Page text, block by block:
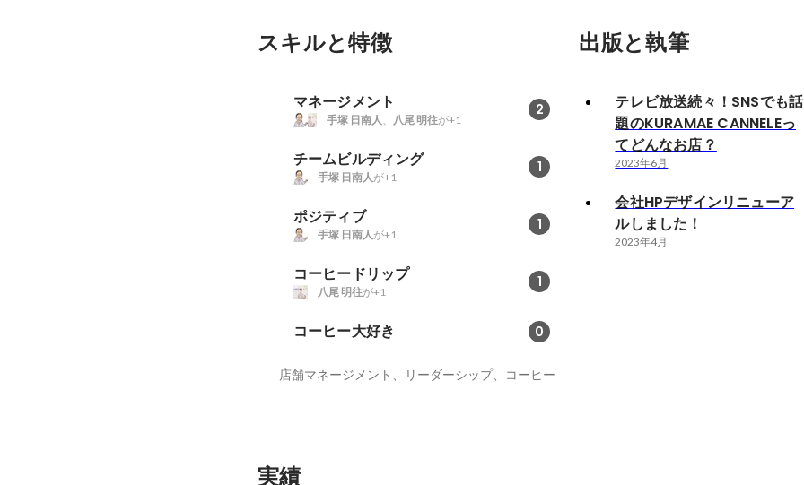
スキルと特徴
マネージメント 2
手塚 日南人 八尾 明往が+1
チームビルディング 1
手塚 日南人 が+1
ポジティブ 1
手塚 日南人 が+1
コーヒードリップ 1
八尾 明往が+1
コーヒー大好き 0
店舗マネージメント、リーダーシップ、コーヒー
出版と執筆
テレビ放送続々！SNSでも話
題のKURAMAE CANNELEっ
てどんなお店？
2023年6月
会社HPデザインリニューア
ルしました！
2023年4月
実績